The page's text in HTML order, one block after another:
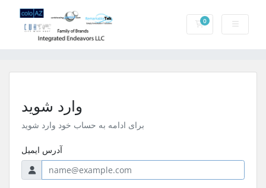
0کارت خرید
وارد شوید
برای ادامه به حساب خود وارد شوید
آدرس ایمیل